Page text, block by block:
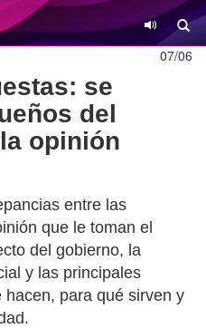
07/06
se
del
opinión
entre las
que le toman el
del gobierno, la
y las principales
para qué sirven y